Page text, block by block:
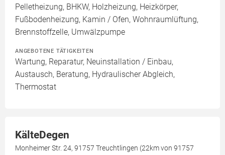
Pelletheizung, BHKW, Holzheizung, Heizkörper,
Fußbodenheizung, Kamin / Ofen, Wohnraumlüftung,
Brennstoffzelle, Umwälzpumpe
ANGEBOTENE TÄTIGKEITEN
Wartung, Reparatur, Neuinstallation / Einbau,
Austausch, Beratung, Hydraulischer Abgleich,
Thermostat
KälteDegen
Monheimer Str. 24, 91757 Treuchtlingen (22km von 91757